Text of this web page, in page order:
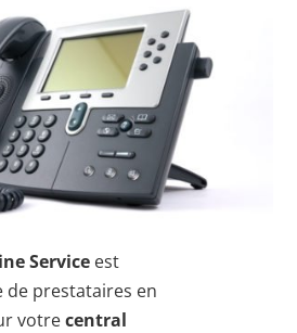
Service est
de prestataires en
votrecentral